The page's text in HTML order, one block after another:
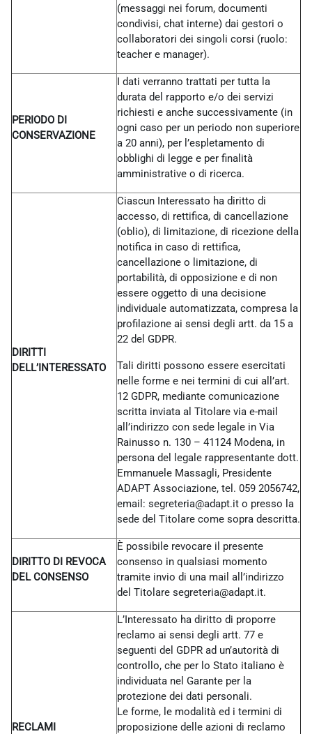
(messaggi nei forum, documenti
condivisi, chat interne) dai gestori o
collaboratori dei singoli corsi (ruolo:
teacher e manager).
PERIODO DI
CONSERVAZIONE
I dati verranno trattati per tutta la
durata del rapporto e/o dei servizi
richiesti e anche successivamente (in
ogni caso per un periodo non superiore
a 20 anni), per l’espletamento di
obblighi di legge e per finalità
amministrative o di ricerca.
DIRITTI
DELL’INTERESSATO
Ciascun Interessato ha diritto di
accesso, di rettifica, di cancellazione
(oblio), di limitazione, di ricezione della
notifica in caso di rettifica,
cancellazione o limitazione, di
portabilità, di opposizione e di non
essere oggetto di una decisione
individuale automatizzata, compresa la
profilazione ai sensi degli artt. da 15 a
22 del GDPR.
Tali diritti possono essere esercitati
nelle forme e nei termini di cui all’art.
12 GDPR, mediante comunicazione
scritta inviata al Titolare via e-mail
all’indirizzo con sede legale in Via
Rainusso n. 130 – 41124 Modena, in
persona del legale rappresentante dott.
Emmanuele Massagli, Presidente
ADAPT Associazione, tel. 059 2056742,
email: segreteria@adapt.it o presso la
sede del Titolare come sopra descritta.
DIRITTO DI REVOCA
DEL CONSENSO
È possibile revocare il presente
consenso in qualsiasi momento
tramite invio di una mail all’indirizzo
del Titolare segreteria@adapt.it.
RECLAMI
L’Interessato ha diritto di proporre
reclamo ai sensi degli artt. 77 e
seguenti del GDPR ad un’autorità di
controllo, che per lo Stato italiano è
individuata nel Garante per la
protezione dei dati personali.
Le forme, le modalità ed i termini di
proposizione delle azioni di reclamo